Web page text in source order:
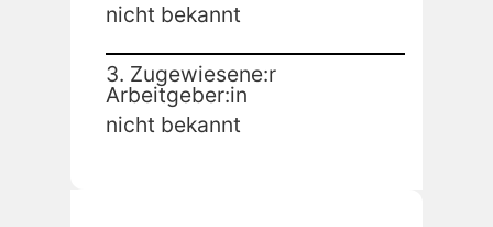
nicht bekannt
3. Zugewiesene:r
Arbeitgeber:in
nicht bekannt